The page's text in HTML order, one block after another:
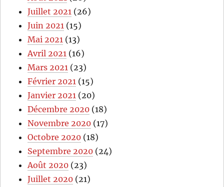
Juillet 2021 (26)
Juin 2021 (15)
Mai 2021 (13)
Avril 2021 (16)
Mars 2021 (23)
Février 2021 (15)
Janvier 2021 (20)
Décembre 2020 (18)
Novembre 2020 (17)
Octobre 2020 (18)
Septembre 2020 (24)
Août 2020 (23)
Juillet 2020 (21)